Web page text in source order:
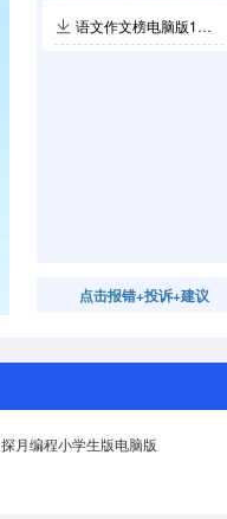
语文作文榜电脑版1.064
点击报错+投诉+建议
探月编程小学生版电脑版